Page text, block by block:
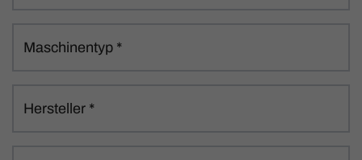
Maschinentyp *
Hersteller *